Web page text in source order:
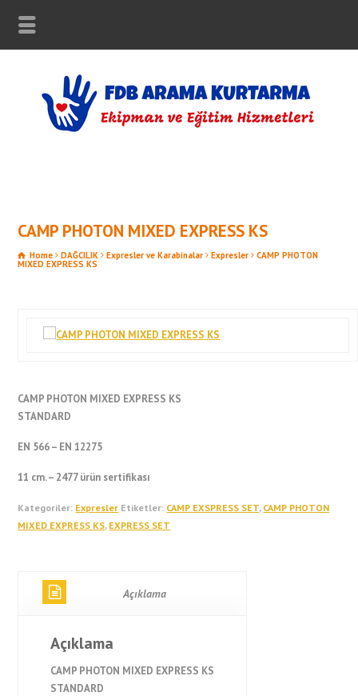
CAMP PHOTON MIXED EXPRESS KS
Home DAĞCILIK Expresler ve Karabinalar Expresler CAMP PHOTON
MIXED EXPRESS KS
CAMP PHOTON MIXED EXPRESS KS
STANDARD
EN 566 – EN 12275
11 cm. – 2477 ürün sertifikası
Kategoriler: Expresler Etiketler: CAMP EXSPRESS SET, CAMP PHOTON
MIXED EXPRESS KS, EXPRESS SET
Açıklama
Açıklama
CAMP PHOTON MIXED EXPRESS KS
STANDARD